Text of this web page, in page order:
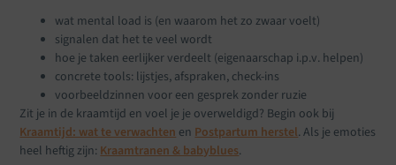
wat mental load is (en waarom het zo zwaar voelt)
signalen dat het te veel wordt
hoe je taken eerlijker verdeelt (eigenaarschap i.p.v. helpen)
concrete tools: lijstjes, afspraken, check-ins
voorbeeldzinnen voor een gesprek zonder ruzie
Zit je in de kraamtijd en voel je je overweldigd? Begin ook bij
Kraamtijd: wat te verwachten enPostpartum herstel. Als je emoties
heel heftig zijn:Kraamtranen & babyblues.